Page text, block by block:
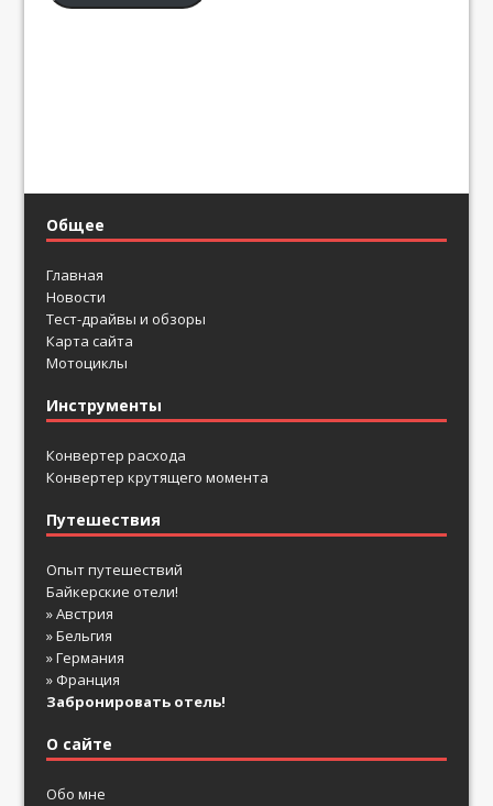
Общее
Главная
Новости
Тест-драйвы и обзоры
Карта сайта
Мотоциклы
Инструменты
Конвертер расхода
Конвертер крутящего момента
Путешествия
Опыт путешествий
Байкерские отели!
» Австрия
» Бельгия
» Германия
» Франция
Забронировать отель!
О сайте
Обо мне